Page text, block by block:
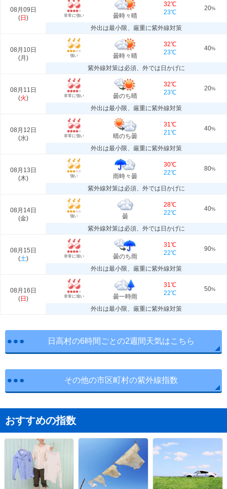
08月09日
(日 ) 非常に強い 曇時々晴
32℃
23℃
20%
外出は最小限、厳重に紫外線対策
08月10日
(月 ) 強い 曇時々晴
32℃
23℃
40%
紫外線対策は必須、外では日かげに
08月11日
(火) 非常に強い 曇のち晴
32℃
23℃
20%
外出は最小限、厳重に紫外線対策
08月12日
(水) 非常に強い 晴のち曇
31℃
21℃
40%
外出は最小限、厳重に紫外線対策
08月13日
(木) 強い 雨時々曇
30℃
22℃
80%
紫外線対策は必須、外では日かげに
08月14日
(金) 強い 曇
28℃
22℃
40%
紫外線対策は必須、外では日かげに
08月15日
(土) 非常に強い 曇のち雨
31℃
22℃
90%
外出は最小限、厳重に紫外線対策
08月16日
(日 ) 非常に強い 曇一時雨
31℃
22℃
50%
外出は最小限、厳重に紫外線対策
日高村の6時間ごとの2週間天気はこちら
その他の市区町村の紫外線指数
おすすめの指数